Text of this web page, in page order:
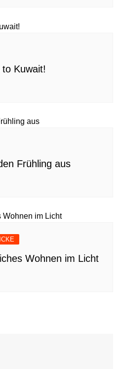
Kuwait!
Frühling aus
Wohnen im Licht